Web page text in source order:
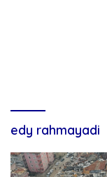
edy rahmayadi